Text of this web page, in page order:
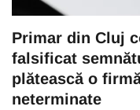
Primar din Cluj
falsificat
plătească o
neterminate